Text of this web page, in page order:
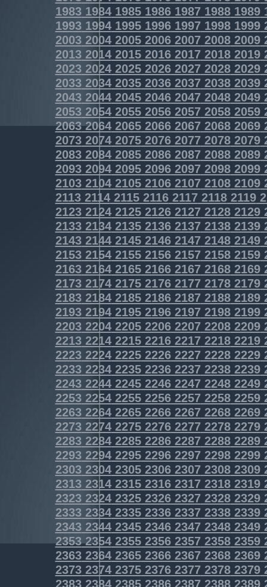
1983198419851986198719881989
1993199419951996199719981999
2003200420052006200720082009
2013201420152016201720182019
2023202420252026202720282029
2033203420352036203720382039
2043204420452046204720482049
2053205420552056205720582059
2063206420652066206720682069
2073207420752076207720782079
2083208420852086208720882089
2093209420952096209720982099
2103210421052106210721082109
2113211421152116211721182119
2123212421252126212721282129
2133213421352136213721382139
2143214421452146214721482149
2153215421552156215721582159
2163216421652166216721682169
2173217421752176217721782179
2183218421852186218721882189
2193219421952196219721982199
2203220422052206220722082209
2213221422152216221722182219
2223222422252226222722282229
2233223422352236223722382239
2243224422452246224722482249
2253225422552256225722582259
2263226422652266226722682269
2273227422752276227722782279
2283228422852286228722882289
2293229422952296229722982299
2303230423052306230723082309
2313231423152316231723182319
2323232423252326232723282329
2333233423352336233723382339
2343234423452346234723482349
2353235423552356235723582359
2363236423652366236723682369
2373237423752376237723782379
2383238423852386238723882389